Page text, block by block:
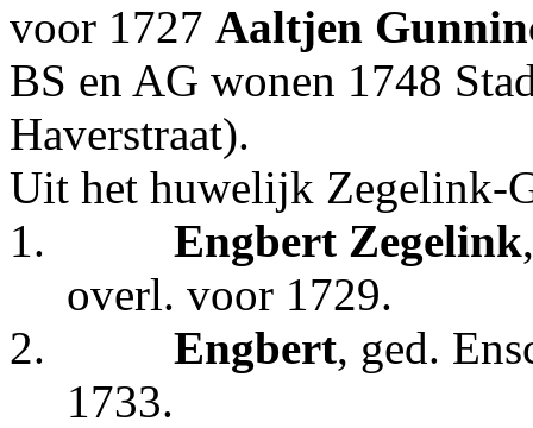
voor 1727 Aaltjen
BS en AG wonen 1748
Haverstraat).
Uit het huwelijk Zegelink-
1.
Engbert Zegelink
overl. voor 1729.
2.
Engbert, ged.
1733.